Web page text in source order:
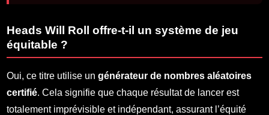
Heads Will Roll offre-t-il un système de jeu
équitable ?
Oui, ce titre utilise ungénérateur de nombres aléatoires
certifié. Cela signifie que chaque résultat de lancer est
totalement imprévisible et indépendant, assurant l’équité